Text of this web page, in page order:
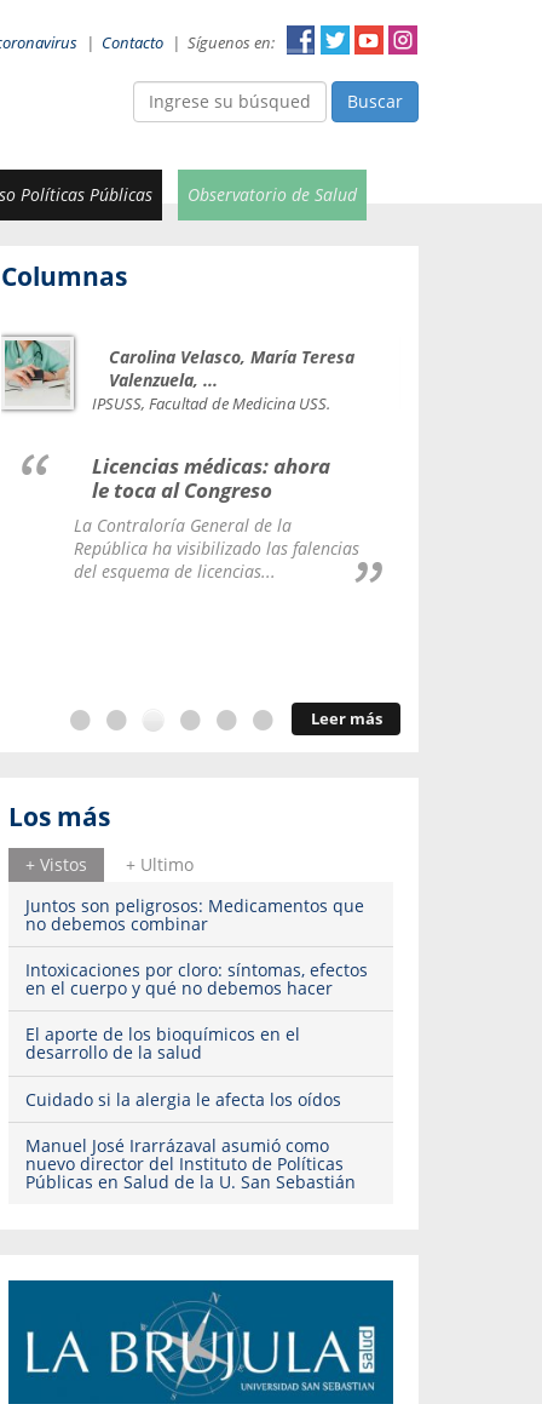
| Contacto | Síguenos en:
Buscar
Políticas Públicas Observatorio de Salud
Columnas
Carolina Velasco, María Teresa
Valenzuela, ...
IPSUSS, Facultad de Medicina USS.
Licencias médicas: ahora
le toca al Congreso
La Contraloría General de la
República ha visibilizado las falencias
del esquema de licencias...
Leer más
Los más
+ Vistos
+ Ultimo
Juntos son peligrosos: Medicamentos que
no debemos combinar
Intoxicaciones por cloro: síntomas, efectos
en el cuerpo y qué no debemos hacer
El aporte de los bioquímicos en el
desarrollo de la salud
Cuidado si la alergia le afecta los oídos
Manuel José Irarrázaval asumió como
nuevo director del Instituto de Políticas
Públicas en Salud de la U. San Sebastián